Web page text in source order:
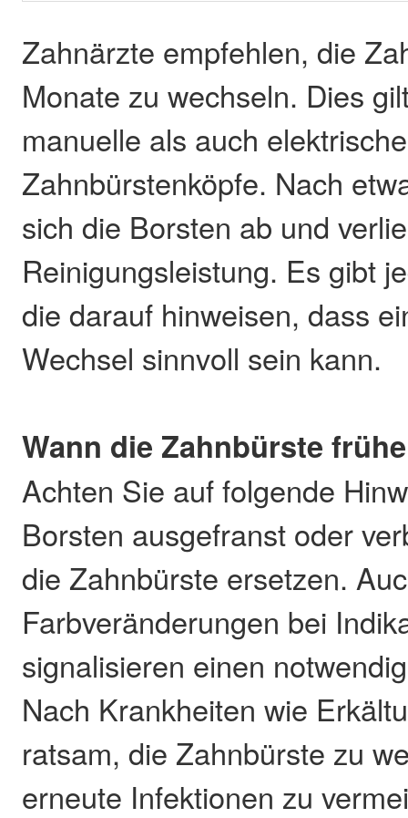
Zahnärzte empfehlen, die
Monate zu wechseln. Dies
manuelle als auch elektrische
Zahnbürstenköpfe. Nach
sich die Borsten ab und
Reinigungsleistung. Es gibt
die darauf hinweisen, dass
Wechsel sinnvoll sein kann.
Wann die Zahnbürste
Achten Sie auf folgende
Borsten ausgefranst oder
die Zahnbürste ersetzen.
Farbveränderungen bei
signalisieren einen
Nach Krankheiten wie
ratsam, die Zahnbürste zu
erneute Infektionen zu